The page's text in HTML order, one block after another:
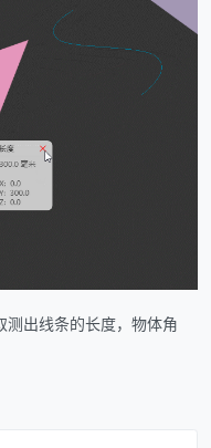
测出线条的长度，物体角